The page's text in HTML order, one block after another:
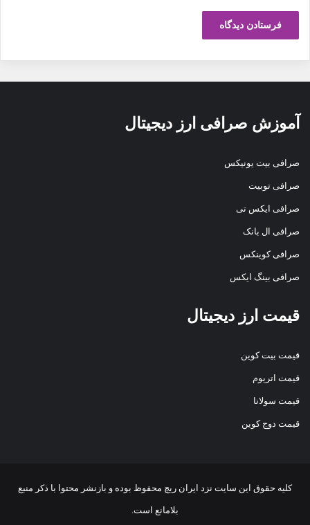
آموزش صرافی ارز دیجیتال
صرافی بیت یونیکس
صرافی توبیت
صرافی ایکس تی
صرافی ال بانک
صرافی کوینکس
صرافی بینگ ایکس
قیمت ارز دیجیتال
قیمت بیت کوین
قیمت اتریوم
قیمت سولانا
قیمت دوج کوین
کلیه حقوق این سایت نزد ایران ریچ محفوظ بوده و بازنشر محتوا با ذکر منبع
بلامانع است.